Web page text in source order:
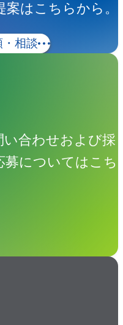
はこちらから。
相談
合わせおよび採
募についてはこち